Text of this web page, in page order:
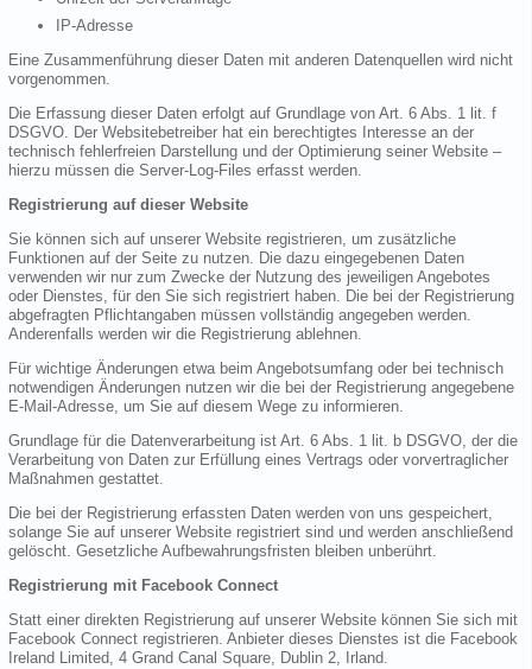
IP-Adresse
Eine Zusammenführung dieser Daten mit anderen Datenquellen wird nicht
vorgenommen.
Die Erfassung dieser Daten erfolgt auf Grundlage von Art. 6 Abs. 1 lit. f
DSGVO. Der Websitebetreiber hat ein berechtigtes Interesse an der
technisch fehlerfreien Darstellung und der Optimierung seiner Website –
hierzu müssen die Server-Log-Files erfasst werden.
Registrierung auf dieser Website
Sie können sich auf unserer Website registrieren, um zusätzliche
Funktionen auf der Seite zu nutzen. Die dazu eingegebenen Daten
verwenden wir nur zum Zwecke der Nutzung des jeweiligen Angebotes
oder Dienstes, für den Sie sich registriert haben. Die bei der Registrierung
abgefragten Pflichtangaben müssen vollständig angegeben werden.
Anderenfalls werden wir die Registrierung ablehnen.
Für wichtige Änderungen etwa beim Angebotsumfang oder bei technisch
notwendigen Änderungen nutzen wir die bei der Registrierung angegebene
E-Mail-Adresse, um Sie auf diesem Wege zu informieren.
Grundlage für die Datenverarbeitung ist Art. 6 Abs. 1 lit. b DSGVO, der die
Verarbeitung von Daten zur Erfüllung eines Vertrags oder vorvertraglicher
Maßnahmen gestattet.
Die bei der Registrierung erfassten Daten werden von uns gespeichert,
solange Sie auf unserer Website registriert sind und werden anschließend
gelöscht. Gesetzliche Aufbewahrungsfristen bleiben unberührt.
Registrierung mit Facebook Connect
Statt einer direkten Registrierung auf unserer Website können Sie sich mit
Facebook Connect registrieren. Anbieter dieses Dienstes ist die Facebook
Ireland Limited, 4 Grand Canal Square, Dublin 2, Irland.